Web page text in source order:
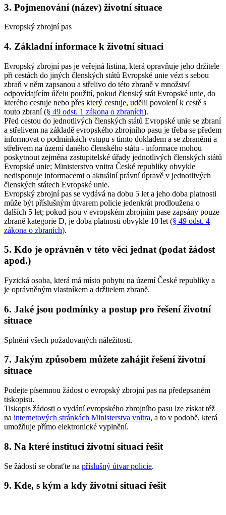
3. Pojmenování (název) životní situace
Evropský zbrojní pas
4. Základní informace k životní situaci
Evropský zbrojní pas je veřejná listina, která opravňuje jeho držitele
při cestách do jiných členských států Evropské unie vézt s sebou
zbraň v něm zapsanou a střelivo do této zbraně v množství
odpovídajícím účelu použití, pokud členský stát Evropské unie, do
kterého cestuje nebo přes který cestuje, udělil povolení k cestě s
touto zbraní (§ 49 odst. 1 zákona o zbraních).
Před cestou do jednotlivých členských států Evropské unie se zbraní
a střelivem na základě evropského zbrojního pasu je třeba se předem
informovat o podmínkách vstupu s tímto dokladem a se zbraněmi a
střelivem na území daného členského státu - informace mohou
poskytnout zejména zastupitelské úřady jednotlivých členských států
Evropské unie; Ministerstvo vnitra České republiky obvykle
nedisponuje informacemi o aktuální právní úpravě v jednotlivých
členských státech Evropské unie.
Evropský zbrojní pas se vydává na dobu 5 let a jeho doba platnosti
může být příslušným útvarem policie jedenkrát prodloužena o
dalších 5 let; pokud jsou v evropském zbrojním pase zapsány pouze
zbraně kategorie D, je doba platnosti obvykle 10 let (§ 49 odst. 4
zákona o zbraních).
5. Kdo je oprávněn v této věci jednat (podat žádost
apod.)
Fyzická osoba, která má místo pobytu na území České republiky a
je oprávněným vlastníkem a držitelem zbraně.
6. Jaké jsou podmínky a postup pro řešení životní
situace
Splnění všech požadovaných náležitostí.
7. Jakým způsobem můžete zahájit řešení životní
situace
Podejte písemnou žádost o evropský zbrojní pas na předepsaném
tiskopisu.
Tiskopis žádosti o vydání evropského zbrojního pasu lze získat též
na internetových stránkách Ministerstva vnitra, a to v podobě, která
umožňuje přímo elektronické vyplnění.
8. Na které instituci životní situaci řešit
Se žádostí se obraťte na příslušný útvar policie.
9. Kde, s kým a kdy životní situaci řešit